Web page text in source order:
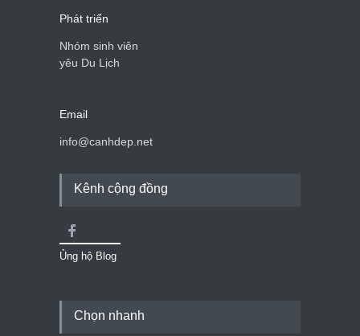
Phát triển
Nhóm sinh viên
yêu Du Lịch
Email
info@canhdep.net
Kênh cộng đồng
Ủng hộ Blog
Chọn nhanh